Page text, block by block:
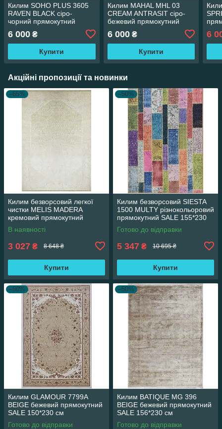
Килим SOHO PLUS 3605
RAVEN BLACK сіро-
чорний прямокутний
6 000 ₴
Купити
Килим MAHAL MHL 03
CREAM ANTRASIT сіро-
бежевий прямокутний
6 000₴
Купити
6
Акційні пропозиції та новинки
–65%
Килим безворсовий легкої
чистки MELIS MADERA
кремовий прямокутний
160*230 см
В наявності
3 027 ₴ 8 648 ₴
Купити
–50%
Килим безворсовий SIESTA
1500 MULTY різнокольоровий
прямокутний SALE 155*230
см
Готово до відправки
5 347 ₴ 10 695 ₴
Купити
–50%
Килим GLAMOUR 7799A
BEIGE бежевий прямокутний
SALE 150*230 см
Готово до відправки
–50%
Килим BATIQUE MG 396
BEIGE бежевий прямокутний
SALE 156*230 см
Готово до відправки